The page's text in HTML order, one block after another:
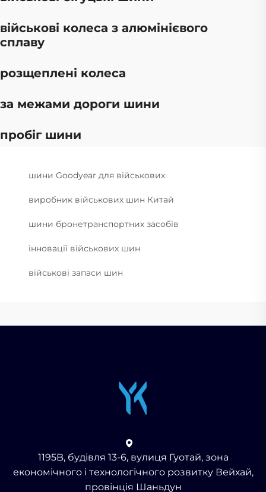
військові колеса з алюмінієвого
сплаву
розщеплені колеса
за межами дороги шини
пробіг шини
шини Goodyear для військових
виробник військових шин Китай
шини бронетранспортних засобів
інновації військових шин
військові запаси шин
1195B, будівля 13-6, вулиця Гуотай, зона
економічного і технологічного розвитку Вейхай,
провінція Шаньдун